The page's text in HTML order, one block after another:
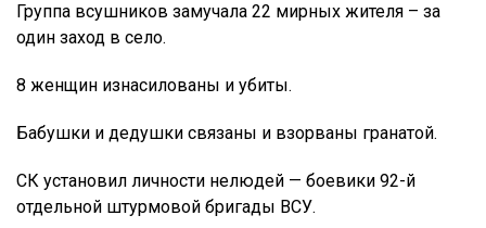
Группа всушников замучала 22 мирных жителя – за
один заход в село.
8 женщин изнасилованы и убиты.
Бабушки и дедушки связаны и взорваны гранатой.
СК установил личности нелюдей — боевики 92-й
отдельной штурмовой бригады ВСУ.